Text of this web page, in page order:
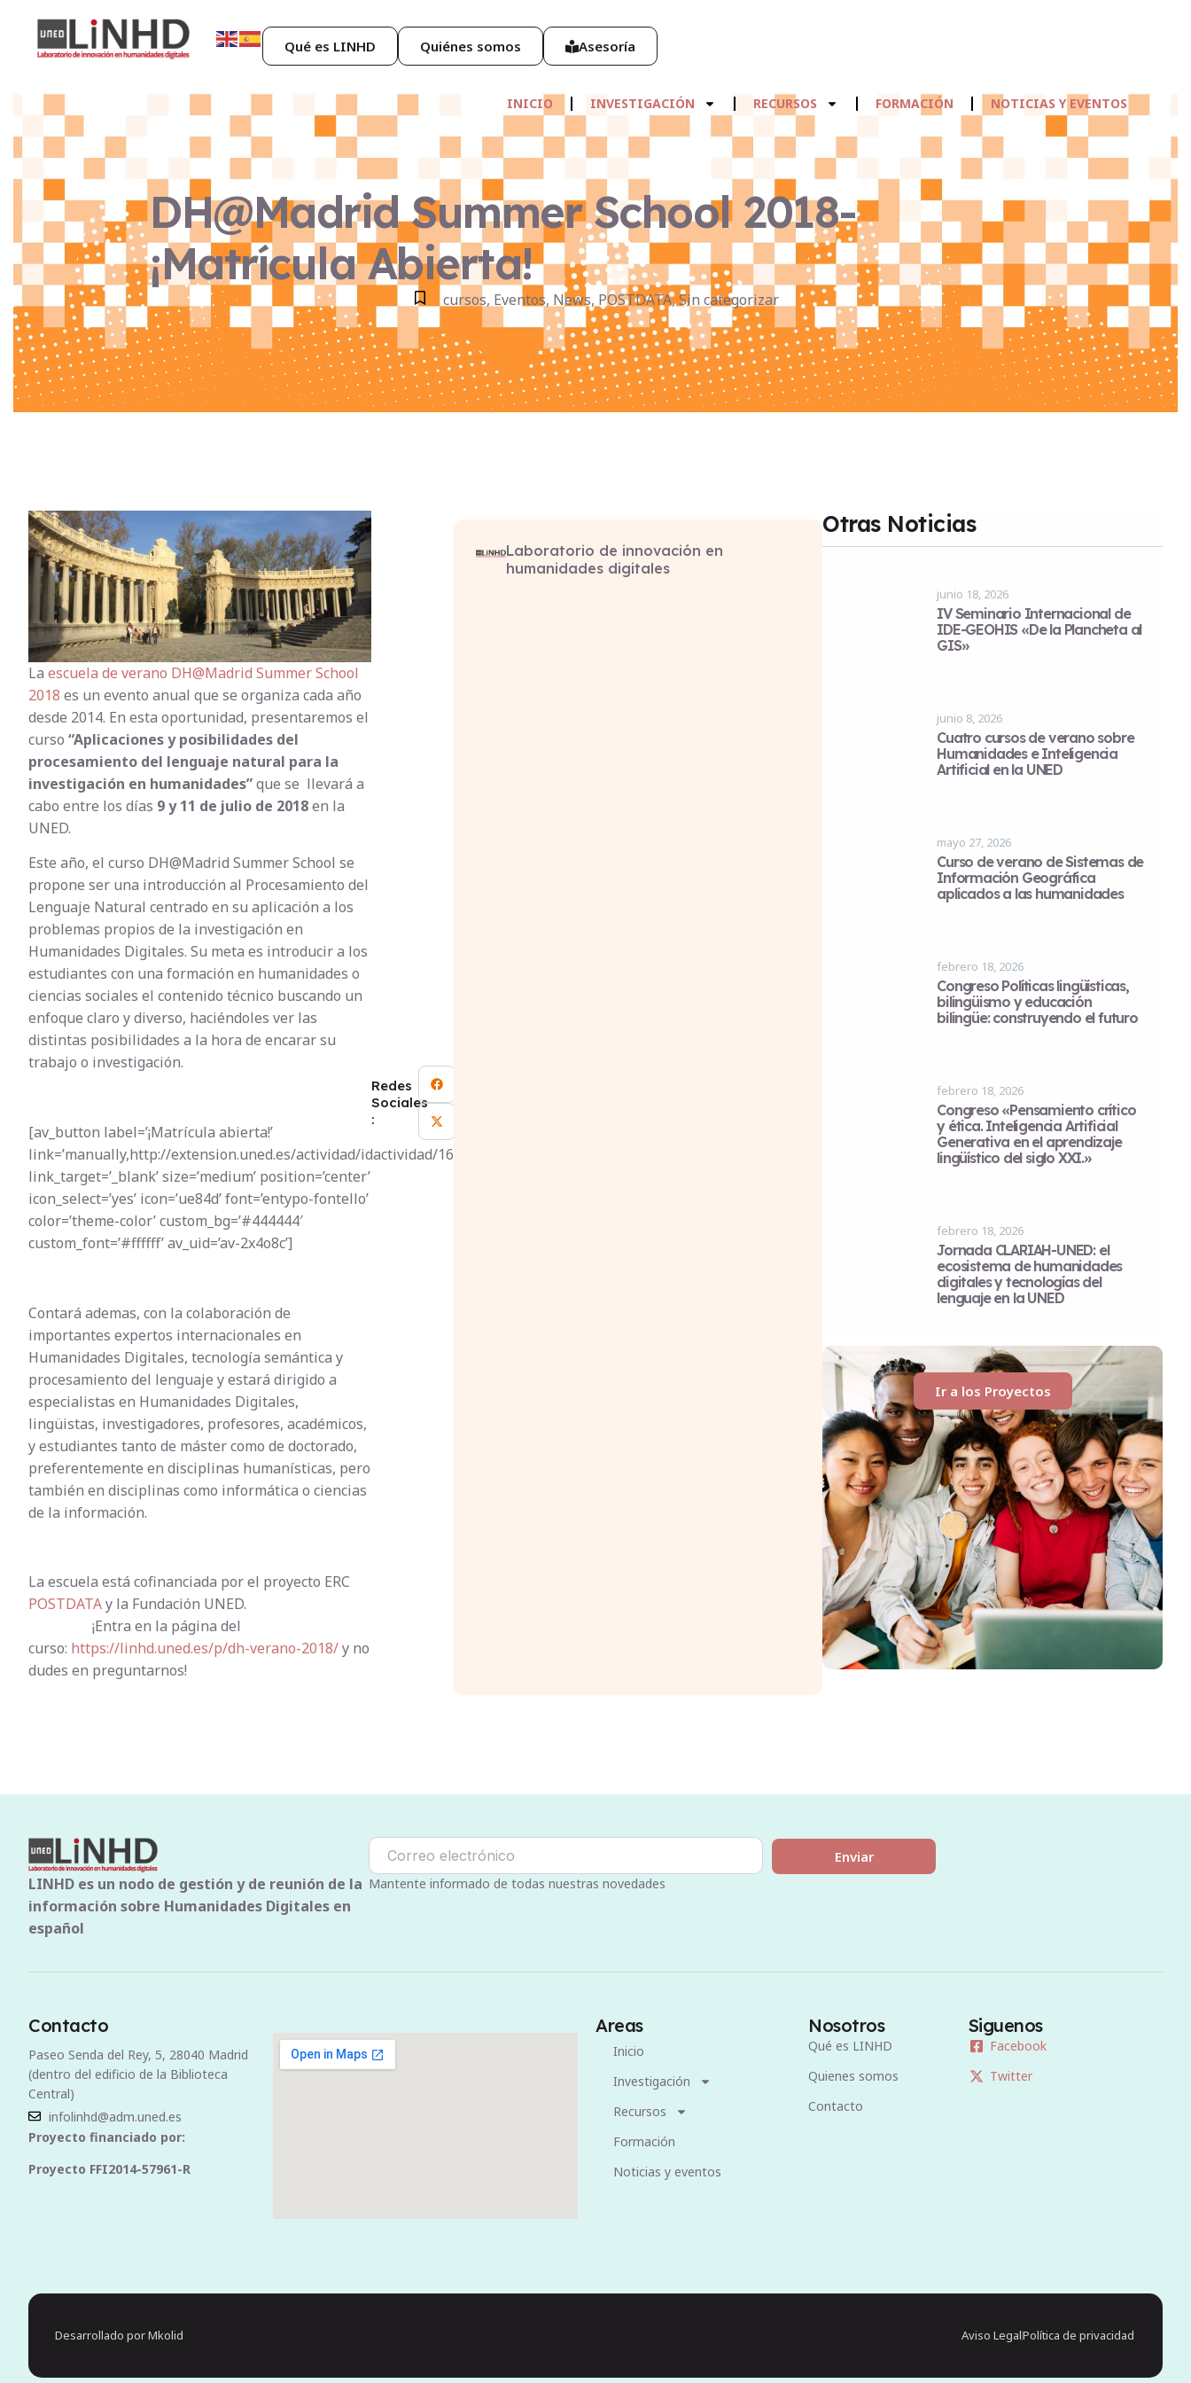
Qué es LINHD Quiénes somos Asesoría
INICIO INVESTIGACIÓN RECURSOS FORMACIÓN NOTICIAS Y EVENTOS
DH@Madrid Summer School 2018-
¡Matrícula Abierta!
cursos, Eventos, News, POSTDATA, Sin categorizar
La escuela de verano DH@Madrid Summer School
2018 es un evento anual que se organiza cada año
desde 2014. En esta oportunidad, presentaremos el
curso “Aplicaciones y posibilidades del
procesamiento del lenguaje natural para la
investigación en humanidades”que se llevará a
cabo entre los días 9 y 11 de julio de 2018en la
UNED.
Este año, el curso DH@Madrid Summer School se
propone ser una introducción al Procesamiento del
Lenguaje Natural centrado en su aplicación a los
problemas propios de la investigación en
Humanidades Digitales. Su meta es introducir a los
estudiantes con una formación en humanidades o
ciencias sociales el contenido técnico buscando un
enfoque claro y diverso, haciéndoles ver las
distintas posibilidades a la hora de encarar su
trabajo o investigación.
[av_button label=’¡Matrícula abierta!’
link=’manually,http://extension.uned.es/actividad/idactividad/16853′
link_target=’_blank’ size=’medium’ position=’center’
icon_select=’yes’ icon=’ue84d’ font=’entypo-fontello’
color=’theme-color’ custom_bg=’#444444′
custom_font=’#ffffff’ av_uid=’av-2x4o8c’]
Contará ademas, con la colaboración de
importantes expertos internacionales en
Humanidades Digitales, tecnología semántica y
procesamiento del lenguaje y estará dirigido a
especialistas en Humanidades Digitales,
lingüistas, investigadores, profesores, académicos,
y estudiantes tanto de máster como de doctorado,
preferentemente en disciplinas humanísticas, pero
también en disciplinas como informática o ciencias
de la información.
La escuela está cofinanciada por el proyecto ERC
POSTDATAy la Fundación UNED.
¡Entra en la página del
curso: https://linhd.uned.es/p/dh-verano-2018/y no
dudes en preguntarnos!
Redes
Sociales
:
Laboratorio de innovación en
humanidades digitales
Otras Noticias
junio 18, 2026
IV Seminario Internacional de
IDE-GEOHIS «De la Plancheta al
GIS»
junio 8, 2026
Cuatro cursos de verano sobre
Humanidades e Inteligencia
Artificial en la UNED
mayo 27, 2026
Curso de verano de Sistemas de
Información Geográfica
aplicados a las humanidades
febrero 18, 2026
Congreso Políticas lingüísticas,
bilingüismo y educación
bilingüe: construyendo el futuro
febrero 18, 2026
Congreso «Pensamiento crítico
y ética. Inteligencia Artificial
Generativa en el aprendizaje
lingüístico del siglo XXI.»
febrero 18, 2026
Jornada CLARIAH-UNED: el
ecosistema de humanidades
digitales y tecnologías del
lenguaje en la UNED
Ir a los Proyectos
LINHD es un nodo de gestión y de reunión de la
información sobre Humanidades Digitales en
español
Enviar
Mantente informado de todas nuestras novedades
Contacto
Paseo Senda del Rey, 5, 28040 Madrid
(dentro del edificio de la Biblioteca
Central)
infolinhd@adm.uned.es
Proyecto financiado por:
Proyecto FFI2014-57961-R
Areas
Inicio
Investigación
Recursos
Formación
Noticias y eventos
Nosotros
Qué es LINHD
Quienes somos
Contacto
Siguenos
Facebook
Twitter
Desarrollado por Mkolid Aviso LegalPolítica de privacidad